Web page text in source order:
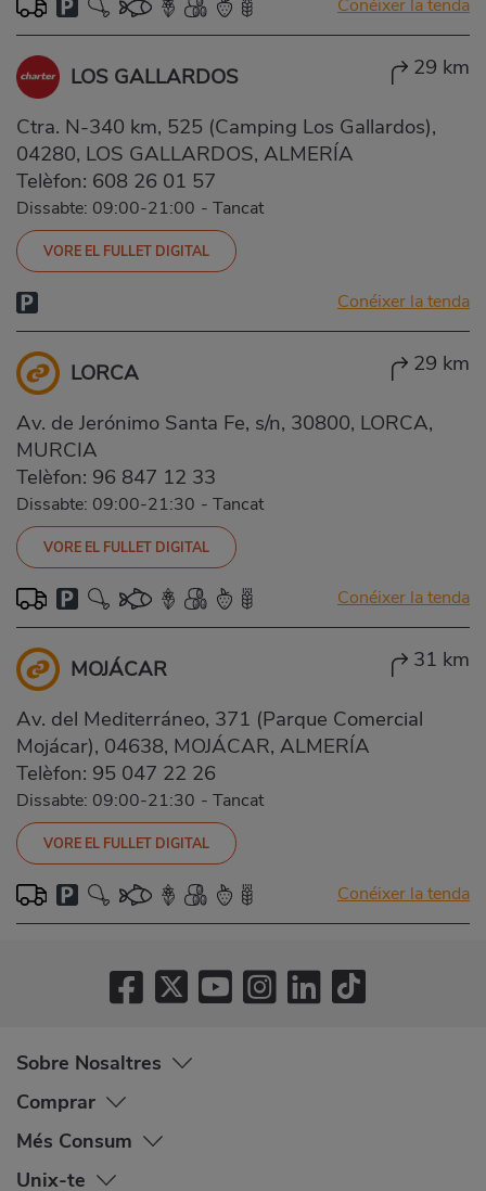
Conéixer la tenda
LOS GALLARDOS 29 km
Ctra. N-340 km, 525 (Camping Los Gallardos),
04280, LOS GALLARDOS, ALMERÍA
Telèfon: 608 26 01 57
Dissabte: 09:00-21:00 - Tancat
VORE EL FULLET DIGITAL
Conéixer la tenda
LORCA 29 km
Av. de Jerónimo Santa Fe, s/n, 30800, LORCA,
MURCIA
Telèfon: 96 847 12 33
Dissabte: 09:00-21:30 - Tancat
VORE EL FULLET DIGITAL
Conéixer la tenda
MOJÁCAR 31 km
Av. del Mediterráneo, 371 (Parque Comercial
Mojácar), 04638, MOJÁCAR, ALMERÍA
Telèfon: 95 047 22 26
Dissabte: 09:00-21:30 - Tancat
VORE EL FULLET DIGITAL
Conéixer la tenda
Sobre Nosaltres
Comprar
Més Consum
Unix-te